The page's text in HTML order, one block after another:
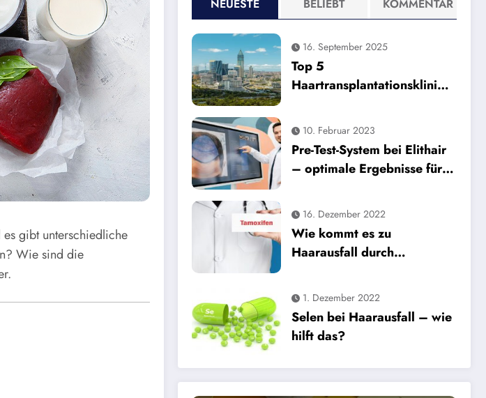
gibt unterschiedliche
Wie sind die
NEUESTE BELIEBT KOMMENTAR
16. September 2025
Top 5
Haartransplantationsklinike
10. Februar 2023
Pre-Test-System bei Elithair
– optimale Ergebnisse für
16. Dezember 2022
Wie kommt es zu
Haarausfall durch
1. Dezember 2022
Selen bei Haarausfall – wie
hilft das?